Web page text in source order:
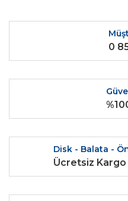
0
Disk - Balata -
Ücretsiz Kargo